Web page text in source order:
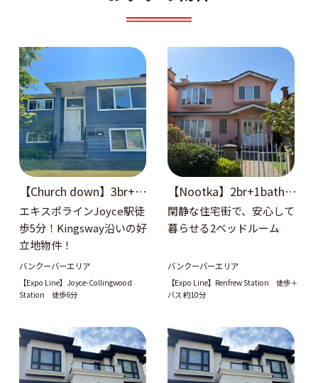
【Church down】3br+2b
ath ベースメント
エキスポラインJoyce駅徒
歩5分！Kingsway沿いの好
立地物件！
バンクーバーエリア
【Expo Line】Joyce-Collingwood
Station 徒歩6分
【Nootka】2br+1bath 1
階
閑静な住宅街で、安心して
暮らせる2ベッドルーム
バンクーバーエリア
【Expo Line】Renfrew Station 徒歩＋
バス 約10分